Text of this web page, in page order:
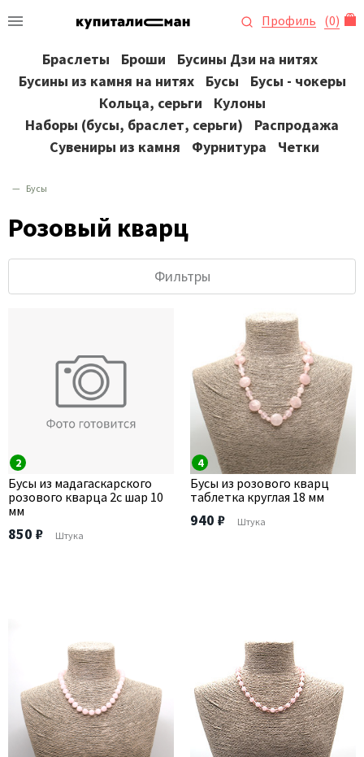
Профиль (0)
Браслеты Броши
Бусины Дзи на нитях
Бусины из камня на нитях
Бусы
Бусы - чокеры
Кольца, серьги
Кулоны
Наборы (бусы, браслет, серьги)
Распродажа
Сувениры из камня
Фурнитура Четки
Бусы
Розовый кварц
Фильтры
2
Бусы из мадагаскарского
розового кварца 2с шар 10
мм
850 ₽ Штука
4
Бусы из розового кварц
таблетка круглая 18 мм
940 ₽ Штука